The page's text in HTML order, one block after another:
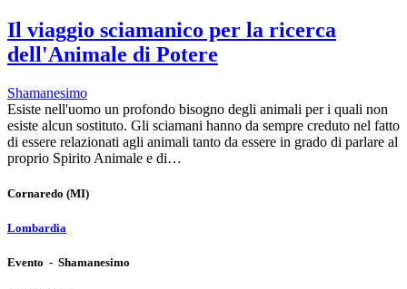
Il viaggio sciamanico per la ricerca
dell'Animale di Potere
Shamanesimo
Esiste nell'uomo un profondo bisogno degli animali per i quali non
esiste alcun sostituto. Gli sciamani hanno da sempre creduto nel fatto
di essere relazionati agli animali tanto da essere in grado di parlare al
proprio Spirito Animale e di…
Cornaredo (MI)
Lombardia
Evento - Shamanesimo